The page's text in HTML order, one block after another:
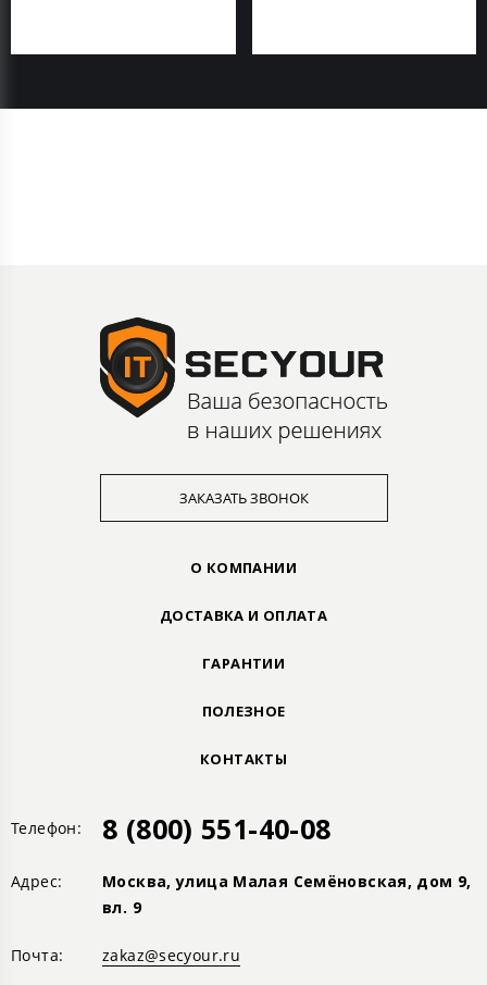
Телефон: 8 (800) 551-40-08
Адрес:
Москва, улица Малая Семёновская, дом 9,
вл. 9
Почта: zakaz@secyour.ru
ЗАКАЗАТЬ ЗВОНОК
О КОМПАНИИ
ДОСТАВКА И ОПЛАТА
ГАРАНТИИ
ПОЛЕЗНОЕ
КОНТАКТЫ